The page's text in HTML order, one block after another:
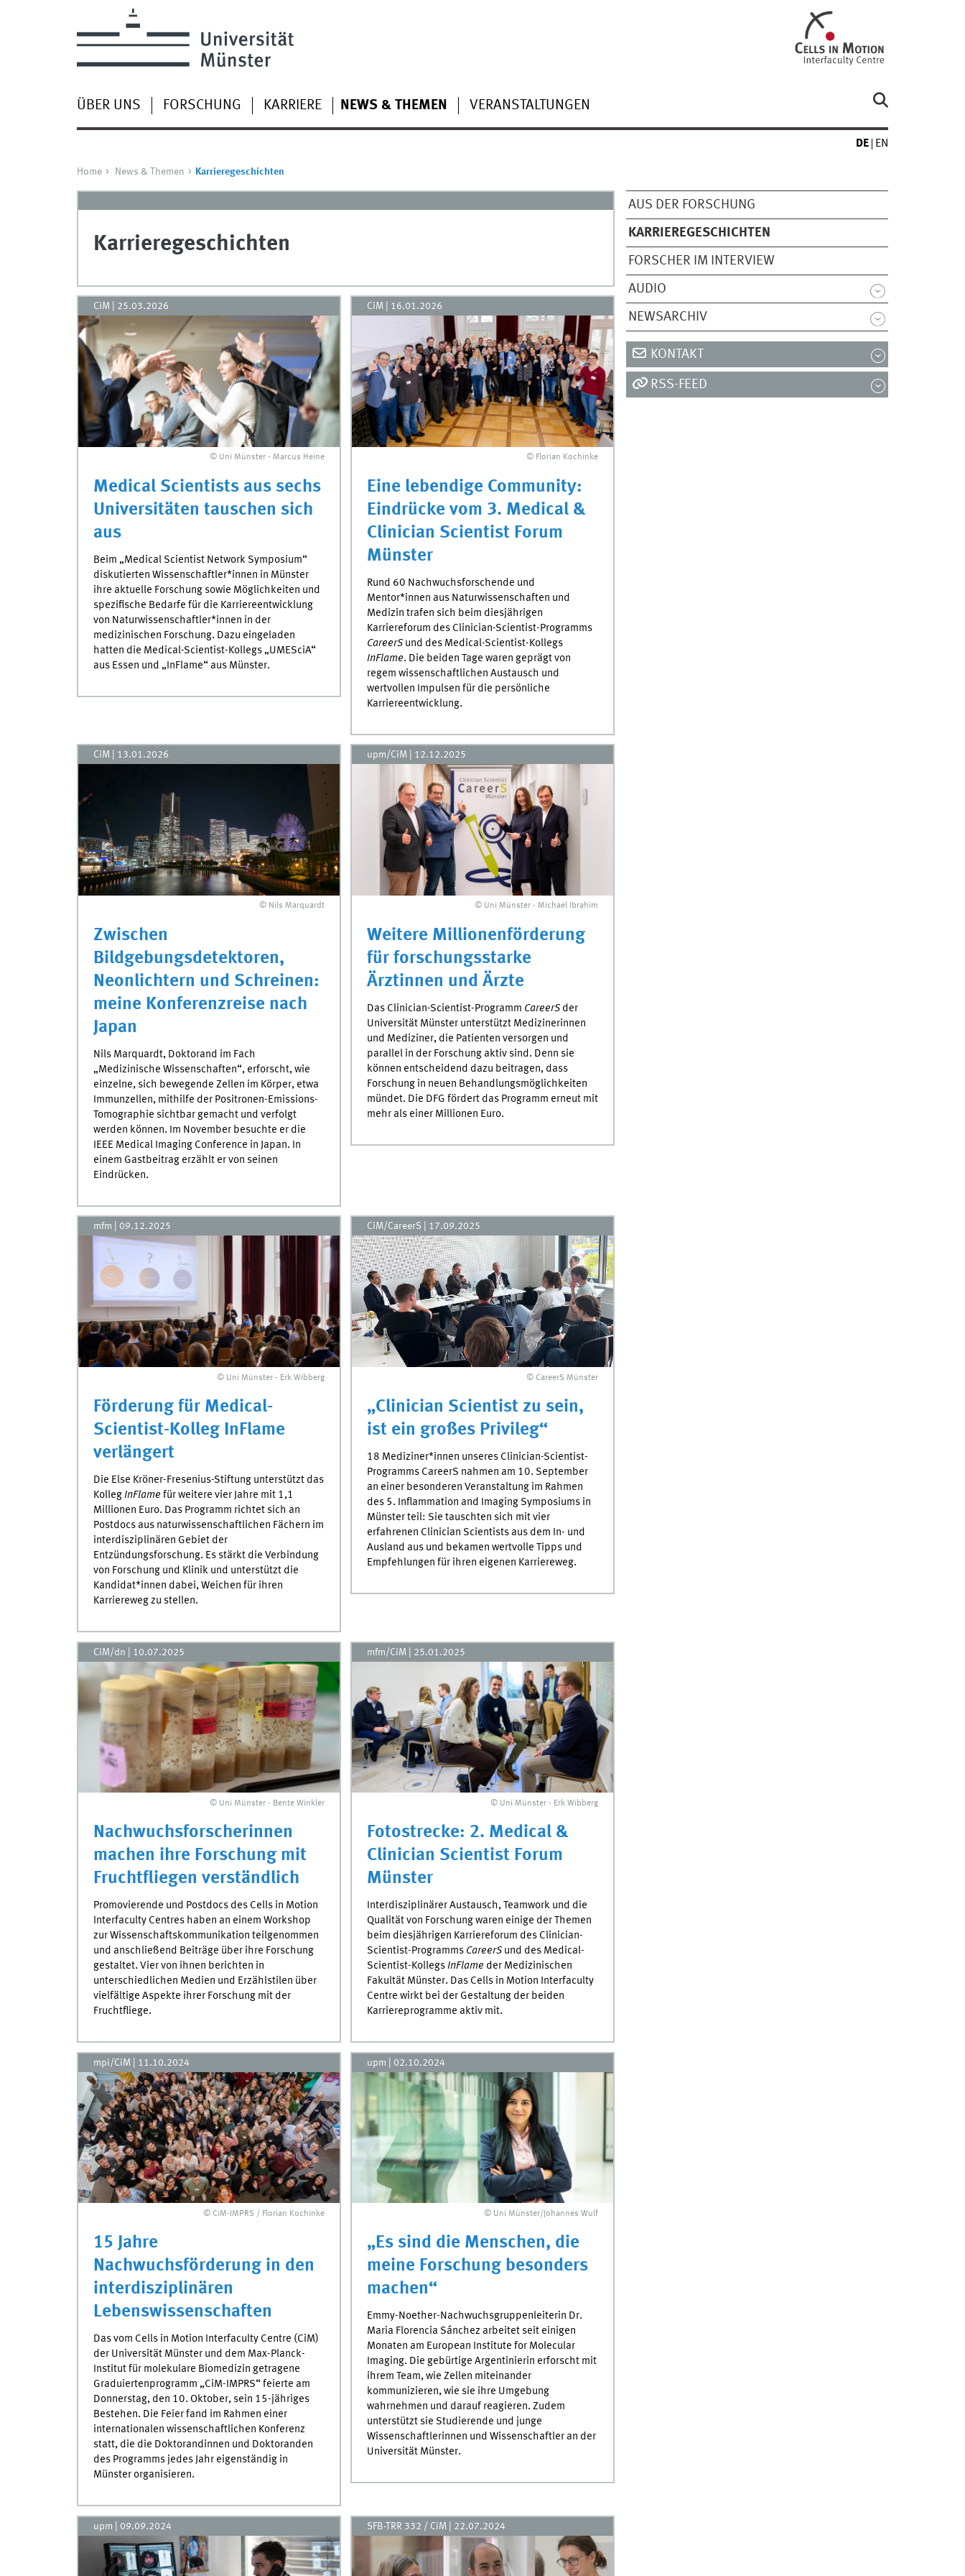
ÜBER UNS FORSCHUNG KARRIERE NEWS & THEMEN VERANSTALTUNGEN
DE EN
Home News & Themen Karrieregeschichten
AUS DER FORSCHUNG
KARRIEREGESCHICHTEN
FORSCHER IM INTERVIEW
AUDIO
NEWSARCHIV
Karrieregeschichten
CiM| 25.03.2026
© Uni Münster - Marcus Heine
Medical Scientists aus sechs
Universitäten tauschen sich
aus
Beim „Medical Scientist Network Symposium“
diskutierten Wissenschaftler*innen in Münster
ihre aktuelle Forschung sowie Möglichkeiten und
spezifische Bedarfe für die Karriereentwicklung
von Naturwissenschaftler*innen in der
medizinischen Forschung. Dazu eingeladen
hatten die Medical-Scientist-Kollegs „UMESciA“
aus Essen und „InFlame“ aus Münster.
CiM| 16.01.2026
© Florian Kochinke
Eine lebendige Community:
Eindrücke vom 3. Medical &
Clinician Scientist Forum
Münster
Rund 60 Nachwuchsforschende und
Mentor*innen aus Naturwissenschaften und
Medizin trafen sich beim diesjährigen
Karriereforum des Clinician-Scientist-Programms
CareerSund des Medical-Scientist-Kollegs
InFlame. Die beiden Tage waren geprägt von
regem wissenschaftlichen Austausch und
wertvollen Impulsen für die persönliche
Karriereentwicklung.
CiM| 13.01.2026
© Nils Marquardt
Zwischen
Bildgebungsdetektoren,
Neonlichtern und Schreinen:
meine Konferenzreise nach
Japan
Nils Marquardt, Doktorand im Fach
„Medizinische Wissenschaften“, erforscht, wie
einzelne, sich bewegende Zellen im Körper, etwa
Immunzellen, mithilfe der Positronen-Emissions-
Tomographie sichtbar gemacht und verfolgt
werden können. Im November besuchte er die
IEEE Medical Imaging Conference in Japan. In
einem Gastbeitrag erzählt er von seinen
Eindrücken.
upm/CiM| 12.12.2025
© Uni Münster - Michael Ibrahim
Weitere Millionenförderung
für forschungsstarke
Ärztinnen und Ärzte
Das Clinician-Scientist-Programm CareerSder
Universität Münster unterstützt Medizinerinnen
und Mediziner, die Patienten versorgen und
parallel in der Forschung aktiv sind. Denn sie
können entscheidend dazu beitragen, dass
Forschung in neuen Behandlungsmöglichkeiten
mündet. Die DFG fördert das Programm erneut mit
mehr als einer Millionen Euro.
mfm 09.12.2025
© Uni Münster - Erk Wibberg
Förderung für Medical-
Scientist-Kolleg InFlame
verlängert
Die Else Kröner-Fresenius-Stiftung unterstützt das
KollegInFlame für weitere vier Jahre mit 1,1
Millionen Euro. Das Programm richtet sich an
Postdocs aus naturwissenschaftlichen Fächern im
interdisziplinären Gebiet der
Entzündungsforschung. Es stärkt die Verbindung
von Forschung und Klinik und unterstützt die
Kandidat*innen dabei, Weichen für ihren
Karriereweg zu stellen.
CiM/CareerS| 17.09.2025
© CareerS Münster
„Clinician Scientist zu sein,
ist ein großes Privileg“
18 Mediziner*innen unseres Clinician-Scientist-
Programms CareerS nahmen am 10. September
an einer besonderen Veranstaltung im Rahmen
des 5. Inflammation and Imaging Symposiums in
Münster teil: Sie tauschten sich mit vier
erfahrenen Clinician Scientists aus dem In- und
Ausland aus und bekamen wertvolle Tipps und
Empfehlungen für ihren eigenen Karriereweg.
CiM/dn 10.07.2025
© Uni Münster - Bente Winkler
Nachwuchsforscherinnen
machen ihre Forschung mit
Fruchtfliegen verständlich
Promovierende und Postdocs des Cells in Motion
Interfaculty Centres haben an einem Workshop
zur Wissenschaftskommunikation teilgenommen
und anschließend Beiträge über ihre Forschung
gestaltet. Vier von ihnen berichten in
unterschiedlichen Medien und Erzählstilen über
vielfältige Aspekte ihrer Forschung mit der
Fruchtfliege.
mfm/CiM 25.01.2025
© Uni Münster - Erk Wibberg
Fotostrecke: 2. Medical &
Clinician Scientist Forum
Münster
Interdisziplinärer Austausch, Teamwork und die
Qualität von Forschung waren einige der Themen
beim diesjährigen Karriereforum des Clinician-
Scientist-Programms CareerSund des Medical-
Scientist-KollegsInFlame der Medizinischen
Fakultät Münster. Das Cells in Motion Interfaculty
Centre wirkt bei der Gestaltung der beiden
Karriereprogramme aktiv mit.
mpi/CiM 11.10.2024
© CiM-IMPRS / Florian Kochinke
15 Jahre
Nachwuchsförderung in den
interdisziplinären
Lebenswissenschaften
Das vom Cells in Motion Interfaculty Centre (CiM)
der Universität Münster und dem Max-Planck-
Institut für molekulare Biomedizin getragene
Graduiertenprogramm „CiM-IMPRS“ feierte am
Donnerstag, den 10. Oktober, sein 15-jähriges
Bestehen. Die Feier fand im Rahmen einer
internationalen wissenschaftlichen Konferenz
statt, die die Doktorandinnen und Doktoranden
des Programms jedes Jahr eigenständig in
Münster organisieren.
upm 02.10.2024
© Uni Münster/Johannes Wulf
„Es sind die Menschen, die
meine Forschung besonders
machen“
Emmy-Noether-Nachwuchsgruppenleiterin Dr.
Maria Florencia Sánchez arbeitet seit einigen
Monaten am European Institute for Molecular
Imaging. Die gebürtige Argentinierin erforscht mit
ihrem Team, wie Zellen miteinander
kommunizieren, wie sie ihre Umgebung
wahrnehmen und darauf reagieren. Zudem
unterstützt sie Studierende und junge
Wissenschaftlerinnen und Wissenschaftler an der
Universität Münster.
upm 09.09.2024 SFB-TRR 332 / CiM 22.07.2024
KONTAKT
RSS-FEED